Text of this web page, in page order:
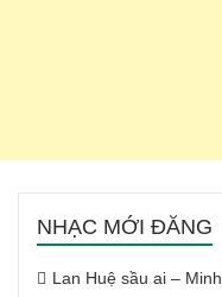
NHẠC MỚI ĐĂNG
Lan Huệ sầu ai –